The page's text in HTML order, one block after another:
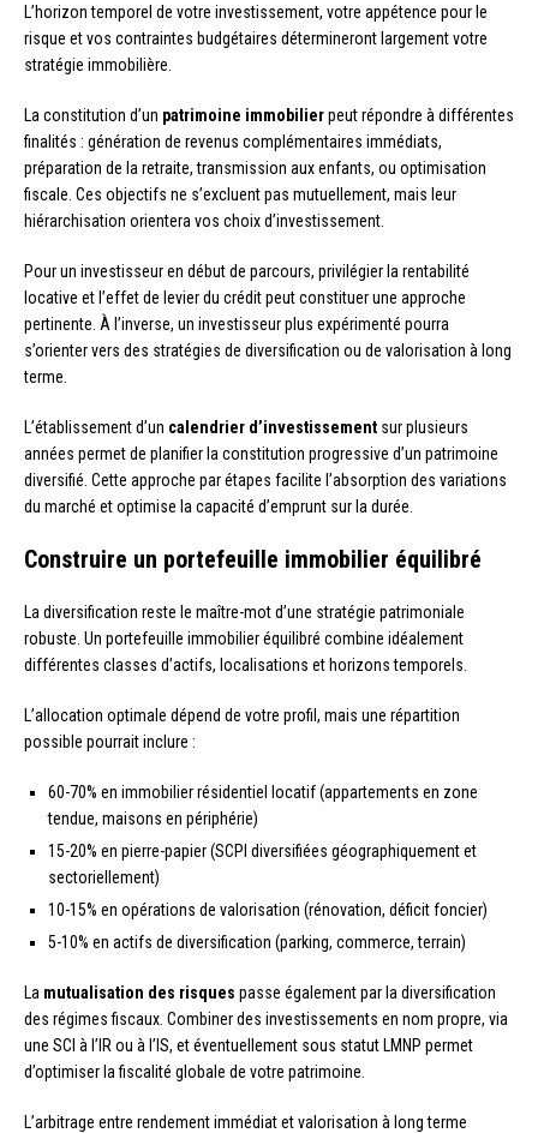
L’horizon temporel de votre investissement, votre appétence pour le
risque et vos contraintes budgétaires détermineront largement votre
stratégie immobilière.
La constitution d’un patrimoine immobilierpeut répondre à différentes
finalités : génération de revenus complémentaires immédiats,
préparation de la retraite, transmission aux enfants, ou optimisation
fiscale. Ces objectifs ne s’excluent pas mutuellement, mais leur
hiérarchisation orientera vos choix d’investissement.
Pour un investisseur en début de parcours, privilégier la rentabilité
locative et l’effet de levier du crédit peut constituer une approche
pertinente. À l’inverse, un investisseur plus expérimenté pourra
s’orienter vers des stratégies de diversification ou de valorisation à long
terme.
L’établissement d’un calendrier d’investissement sur plusieurs
années permet de planifier la constitution progressive d’un patrimoine
diversifié. Cette approche par étapes facilite l’absorption des variations
du marché et optimise la capacité d’emprunt sur la durée.
Construire un portefeuille immobilier équilibré
La diversification reste le maître-mot d’une stratégie patrimoniale
robuste. Un portefeuille immobilier équilibré combine idéalement
différentes classes d’actifs, localisations et horizons temporels.
L’allocation optimale dépend de votre profil, mais une répartition
possible pourrait inclure :
60-70% en immobilier résidentiel locatif (appartements en zone
tendue, maisons en périphérie)
15-20% en pierre-papier (SCPI diversifiées géographiquement et
sectoriellement)
10-15% en opérations de valorisation (rénovation, déficit foncier)
5-10% en actifs de diversification (parking, commerce, terrain)
La mutualisation des risques passe également par la diversification
des régimes fiscaux. Combiner des investissements en nom propre, via
une SCI à l’IR ou à l’IS, et éventuellement sous statut LMNP permet
d’optimiser la fiscalité globale de votre patrimoine.
L’arbitrage entre rendement immédiat et valorisation à long terme